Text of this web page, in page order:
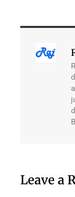
Leave a